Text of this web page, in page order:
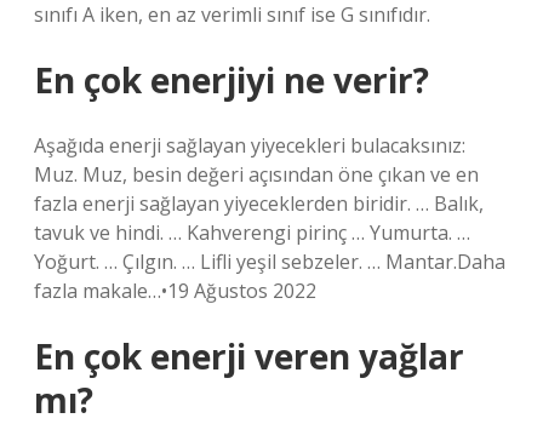
sınıfı A iken, en az verimli sınıf ise G sınıfıdır.
En çok enerjiyi ne verir?
Aşağıda enerji sağlayan yiyecekleri bulacaksınız:
Muz. Muz, besin değeri açısından öne çıkan ve en
fazla enerji sağlayan yiyeceklerden biridir. … Balık,
tavuk ve hindi. … Kahverengi pirinç … Yumurta. …
Yoğurt. … Çılgın. … Lifli yeşil sebzeler. … Mantar.Daha
fazla makale…•19 Ağustos 2022
En çok enerji veren yağlar
mı?